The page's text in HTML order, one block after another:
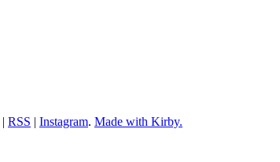
| RSS | Instagram. Made with Kirby.